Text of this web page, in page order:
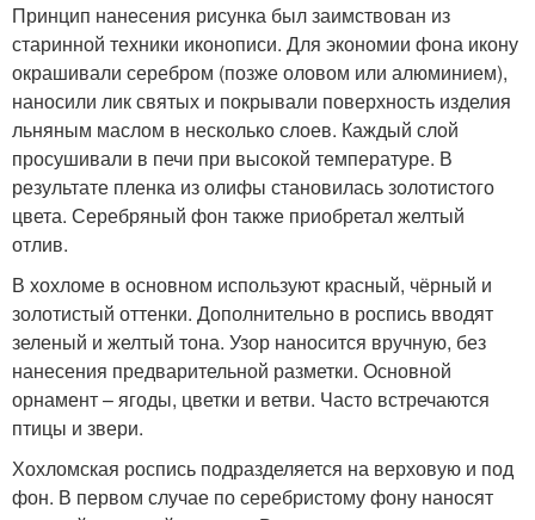
Принцип нанесения рисунка был заимствован из
старинной техники иконописи. Для экономии фона икону
окрашивали серебром (позже оловом или алюминием),
наносили лик святых и покрывали поверхность изделия
льняным маслом в несколько слоев. Каждый слой
просушивали в печи при высокой температуре. В
результате пленка из олифы становилась золотистого
цвета. Серебряный фон также приобретал желтый
отлив.
В хохломе в основном используют красный, чёрный и
золотистый оттенки. Дополнительно в роспись вводят
зеленый и желтый тона. Узор наносится вручную, без
нанесения предварительной разметки. Основной
орнамент – ягоды, цветки и ветви. Часто встречаются
птицы и звери.
Хохломская роспись подразделяется на верховую и под
фон. В первом случае по серебристому фону наносят